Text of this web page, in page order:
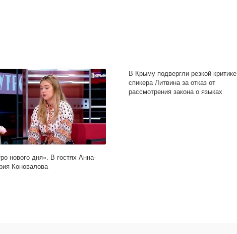
нового дня». В гостях Анна-
Коновалова
В Крыму подвергли резкой критике
спикера Литвина за отказ от
рассмотрения закона о языках